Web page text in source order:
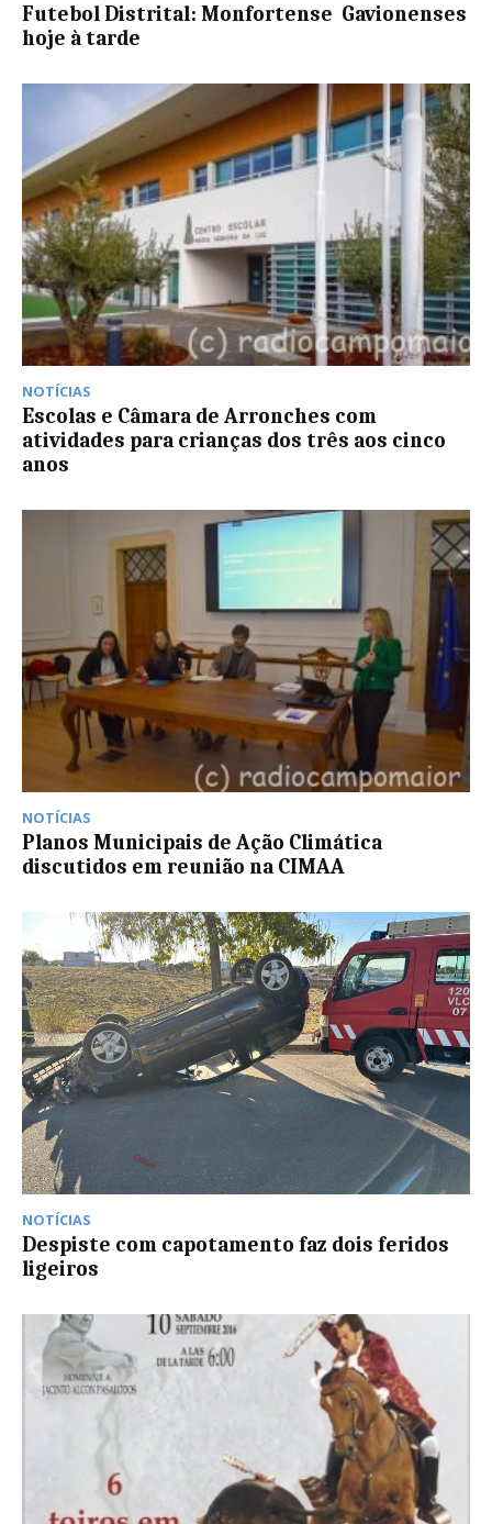
Futebol Distrital: Monfortense  Gavionenses
hoje à tarde
NOTÍCIAS
Escolas e Câmara de Arronches com
atividades para crianças dos três aos cinco
anos
NOTÍCIAS
Planos Municipais de Ação Climática
discutidos em reunião na CIMAA
NOTÍCIAS
Despiste com capotamento faz dois feridos
ligeiros